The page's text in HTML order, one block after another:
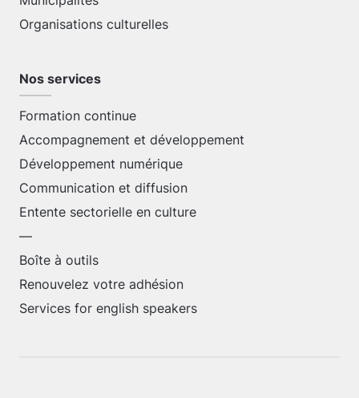
Organisations culturelles
Nos services
Formation continue
Accompagnement et développement
Développement numérique
Communication et diffusion
Entente sectorielle en culture
—
Boîte à outils
Renouvelez votre adhésion
Services for english speakers